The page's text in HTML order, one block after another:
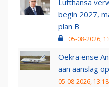
Lufthansa
begin 2027,
plan B
05-08-2026,
Oekraïense
aan aanslag
05-08-2026, 13:18